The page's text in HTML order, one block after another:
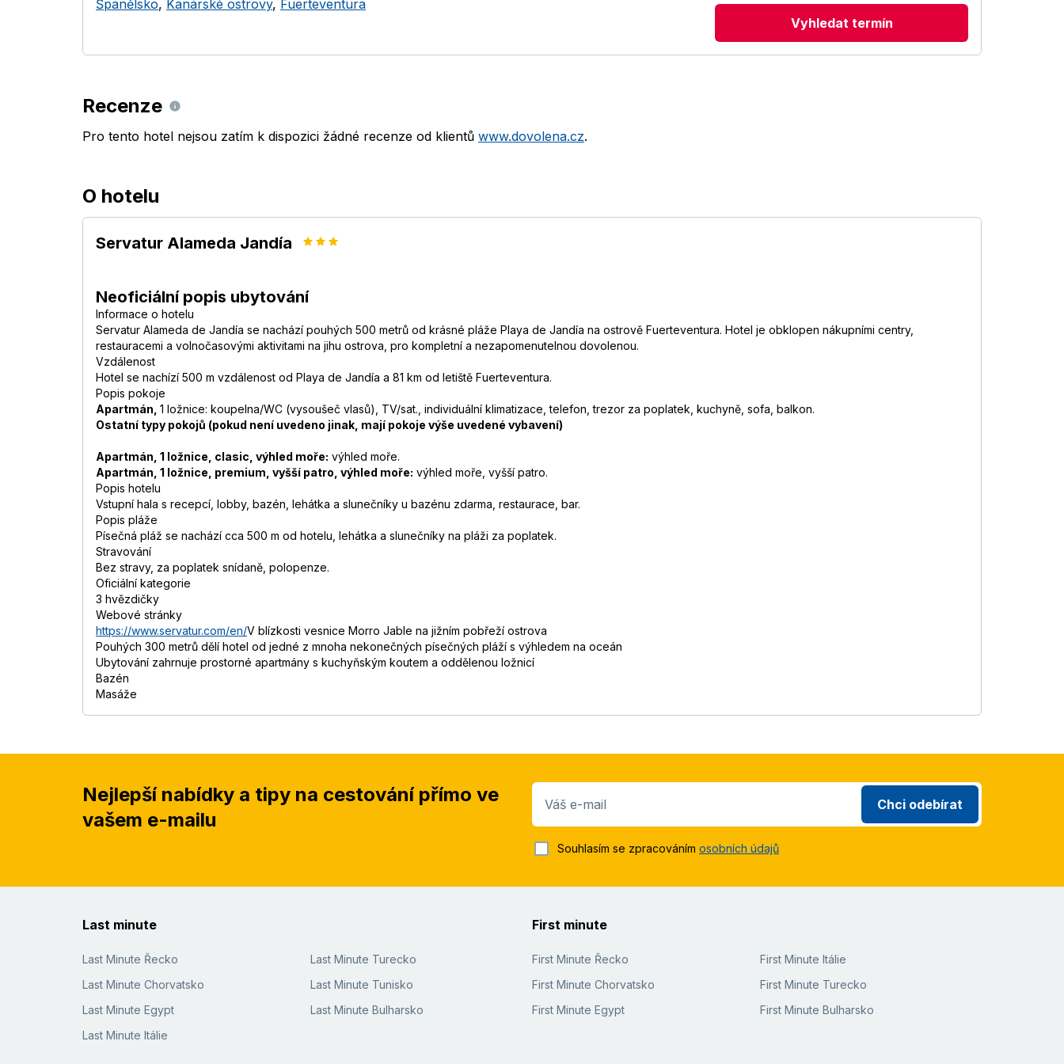
Španělsko, Kanárské ostrovy, Fuerteventura
Vyhledat termín
Recenze
Pro tento hotel nejsou zatím k dispozici žádné recenze od klientů www.dovolena.cz.
O hotelu
Servatur Alameda Jandía
Neoficiální popis ubytování
Informace o hotelu
Servatur Alameda de Jandía se nachází pouhých 500 metrů od krásné pláže Playa de Jandía na ostrově Fuerteventura. Hotel je obklopen nákupními centry,
restauracemi a volnočasovými aktivitami na jihu ostrova, pro kompletní a nezapomenutelnou dovolenou.
Vzdálenost
Hotel se nachízí 500 m vzdálenost od Playa de Jandía a 81 km od letiště Fuerteventura.
Popis pokoje
Apartmán, 1 ložnice: koupelna/WC (vysoušeč vlasů), TV/sat., individuální klimatizace, telefon, trezor za poplatek, kuchyně, sofa, balkon.
Ostatní typy pokojů (pokud není uvedeno jinak, mají pokoje výše uvedené vybavení)
Apartmán, 1 ložnice, clasic, výhled moře: výhled moře.
Apartmán, 1 ložnice, premium, vyšší patro, výhled moře: výhled moře, vyšší patro.
Popis hotelu
Vstupní hala s recepcí, lobby, bazén, lehátka a slunečníky u bazénu zdarma, restaurace, bar.
Popis pláže
Písečná pláž se nachází cca 500 m od hotelu, lehátka a slunečníky na pláži za poplatek.
Stravování
Bez stravy, za poplatek snídaně, polopenze.
Oficiální kategorie
3 hvězdičky
Webové stránky
https://www.servatur.com/en/V blízkosti vesnice Morro Jable na jižním pobřeží ostrova
Pouhých 300 metrů dělí hotel od jedné z mnoha nekonečných písečných pláží s výhledem na oceán
Ubytování zahrnuje prostorné apartmány s kuchyňským koutem a oddělenou ložnicí
Bazén
Masáže
Nejlepší nabídky a tipy na cestování přímo ve
vašem e-mailu
Váš e-mail Chci odebírat
Souhlasím se zpracováním osobních údajů
Last minute
Last Minute Řecko
Last Minute Chorvatsko
Last Minute Egypt
Last Minute Itálie
Last Minute Turecko
Last Minute Tunisko
Last Minute Bulharsko
First minute
First Minute Řecko
First Minute Chorvatsko
First Minute Egypt
First Minute Itálie
First Minute Turecko
First Minute Bulharsko